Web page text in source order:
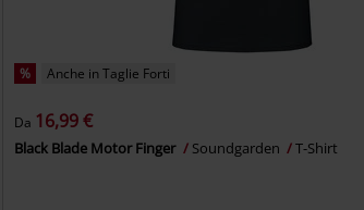
% Anche in Taglie Forti
Da 16,99 €
Black Blade Motor Finger Soundgarden T-Shirt